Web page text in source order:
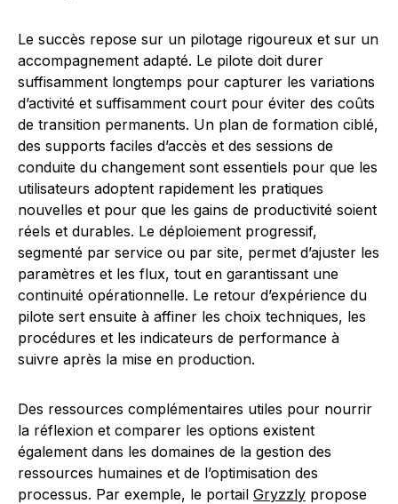
Le succès repose sur un pilotage rigoureux et sur un
accompagnement adapté. Le pilote doit durer
suffisamment longtemps pour capturer les variations
d’activité et suffisamment court pour éviter des coûts
de transition permanents. Un plan de formation ciblé,
des supports faciles d’accès et des sessions de
conduite du changement sont essentiels pour que les
utilisateurs adoptent rapidement les pratiques
nouvelles et pour que les gains de productivité soient
réels et durables. Le déploiement progressif,
segmenté par service ou par site, permet d’ajuster les
paramètres et les flux, tout en garantissant une
continuité opérationnelle. Le retour d’expérience du
pilote sert ensuite à affiner les choix techniques, les
procédures et les indicateurs de performance à
suivre après la mise en production.
Des ressources complémentaires utiles pour nourrir
la réflexion et comparer les options existent
également dans les domaines de la gestion des
ressources humaines et de l’optimisation des
processus. Par exemple, le portail Gryzzly propose